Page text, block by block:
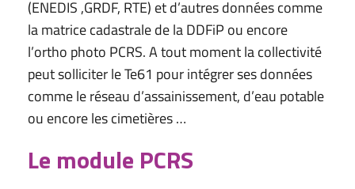
(ENEDIS ,GRDF, RTE) et d’autres données comme
la matrice cadastrale de la DDFiP ou encore
l’ortho photo PCRS. A tout moment la collectivité
peut solliciter le Te61 pour intégrer ses données
comme le réseau d’assainissement, d’eau potable
ou encore les cimetières …
Le module PCRS